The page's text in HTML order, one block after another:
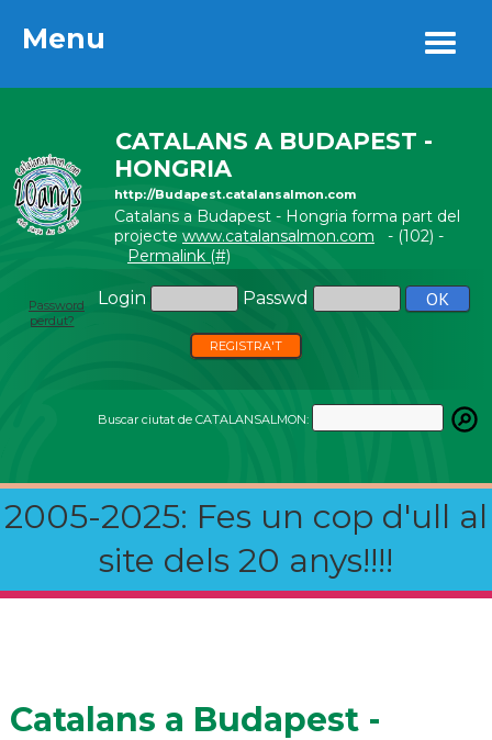
Menu
CATALANS A BUDAPEST -
HONGRIA
http://Budapest.catalansalmon.com
Catalans a Budapest - Hongria forma part del
projecte www.catalansalmon.com - (102) -
Permalink (#)
Login Passwd
Password
perdut?
REGISTRA'T
Buscar ciutat de CATALANSALMON:
2005-2025: Fes un cop d'ull al
site dels 20 anys!!!!
Menu
Catalans a Budapest -